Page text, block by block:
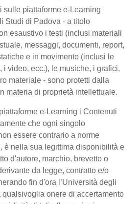
sulle piattaforme e-Learning
Studi di Padova - a titolo
esaustivo i testi (inclusi materiali
messaggi, documenti, report,
e in movimento (inclusi le
i video, ecc.), le musiche, i grafici,
materiale - sono protetti dalla
materia di proprietà intellettuale.
e-Learning i Contenuti
che ogni singolo
essere contrario a norme
è nella sua legittima disponibilità e
d'autore, marchio, brevetto o
da legge, contratto e/o
fin d'ora l’Università degli
onere di accertamento